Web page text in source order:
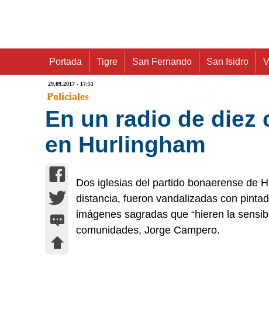
Portada Tigre San Fernando San Isidro
29.09.2017 - 17:51
Policiales
En un radio de diez
en Hurlingham
Dos iglesias del partido bonaerense de
distancia, fueron vandalizadas con
imágenes sagradas que “hieren la
comunidades, Jorge Campero.